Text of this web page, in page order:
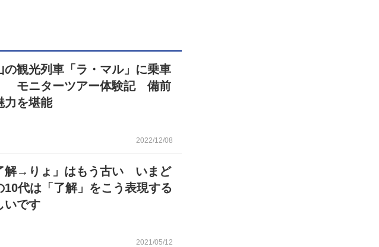
の観光列車「ラ・マル」に乗車
モニターツアー体験記 備前
力を堪能
2022/12/08
解→りょ」はもう古い いまど
10代は「了解」をこう表現する
いです
2021/05/12